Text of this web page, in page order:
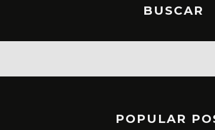
BUSCAR
POPULAR